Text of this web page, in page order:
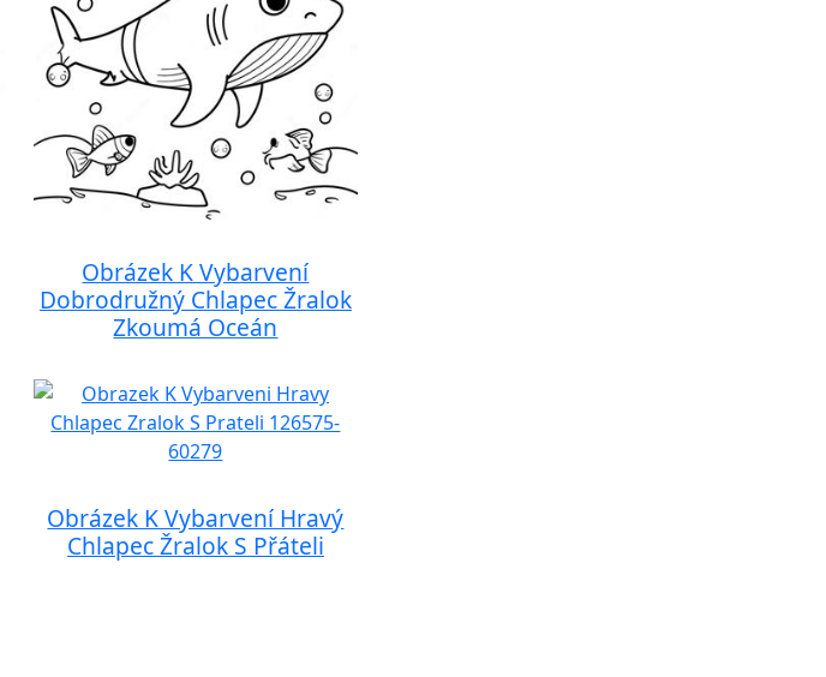
Obrázek K Vybarvení
Dobrodružný Chlapec Žralok
Zkoumá Oceán
Obrázek K Vybarvení Hravý
Chlapec Žralok S Přáteli